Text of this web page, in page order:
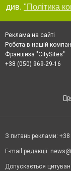
див. "Політика
Реклама на сайті
Робота в нашій
Франшиза "CitySites"
+38 (050) 969-29-16
З питань реклами:
E-mail редакції:
Допускається